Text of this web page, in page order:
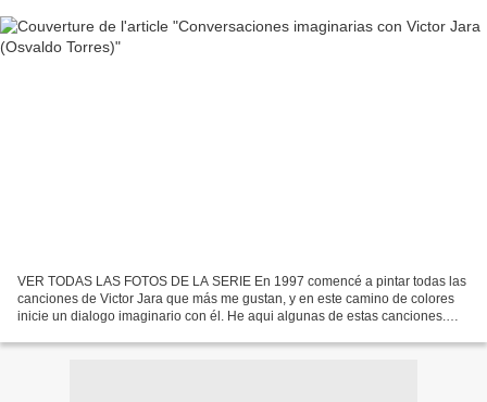
VER TODAS LAS FOTOS DE LA SERIE En 1997 comencé a pintar todas las
canciones de Victor Jara que más me gustan, y en este camino de colores
inicie un dialogo imaginario con él. He aqui algunas de estas canciones.